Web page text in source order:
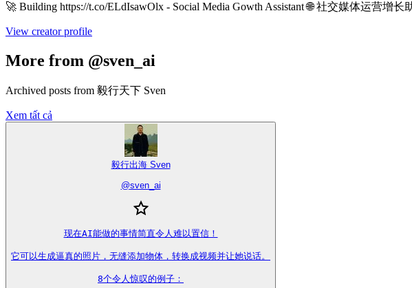
🚀 Building https://t.co/ELdIsawOlx - Social Media Gowth Assistant 🌐 社交媒体运营
View creator profile
More from @sven_ai
Archived posts from 毅行天下 Sven
Xem tất cả
毅行出海 Sven
@sven_ai
现在AI能做的事情简直令人难以置信！
它可以生成逼真的照片，无缝添加物体，转换成视频并让她说话。
8个令人惊叹的例子：